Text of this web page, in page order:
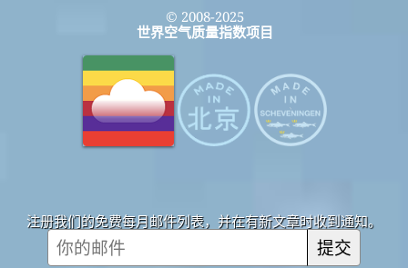
© 2008-2025
世界空气质量指数项目
注册我们的免费每月邮件列表，并在有新文章时收到通知。
提交